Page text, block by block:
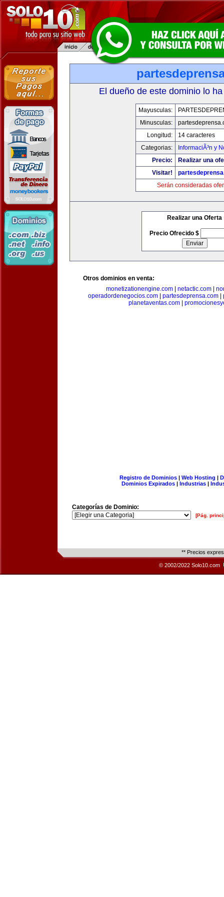
El dueño de este dominio lo
Mayusculas:
Minusculas:
Longitud:
14 caracteres
Categorias:
InformaciÃ³n y
Precio:
Realizar una
Visitar!
Serán consideradas
Realizar una Oferta
Precio Ofrecido $
Otros dominios en venta:
monetizationengine.com| netactic.com|
operadordenegocios.com
partesdeprensa.com
planetaventas.com
Registro de Dominios| Web Hosting |
Dominios Expirados | Industrias |
Categorías de Dominio:
[Pág.
** Precios
© 2002/2022 Solo10.com